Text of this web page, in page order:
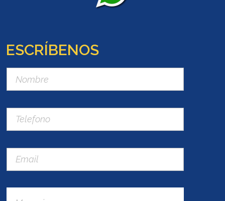
ESCRÍBENOS